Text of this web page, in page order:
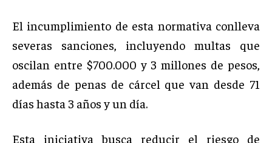
El incumplimiento de esta normativa conlleva
severas sanciones, incluyendo multas que
oscilan entre $700.000 y 3 millones de pesos,
además de penas de cárcel que van desde 71
días hasta 3 años y un día.
Esta iniciativa busca reducir el riesgo de